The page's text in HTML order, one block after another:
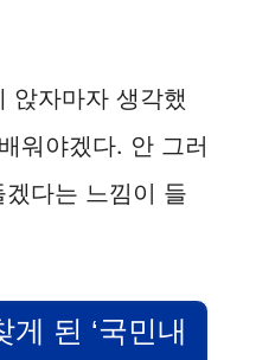
앉자마자 생각했
워야겠다. 안 그러
다는 느낌이 들
된 ‘국민내